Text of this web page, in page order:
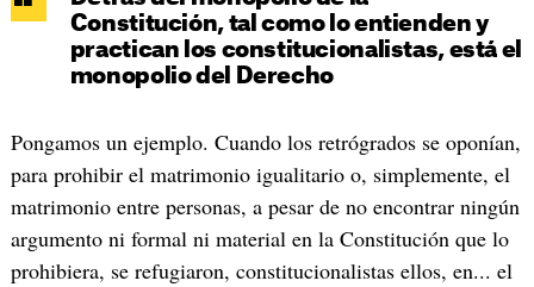
Constitución, tal como lo entienden y
practican los constitucionalistas, está el
monopolio del Derecho
Pongamos un ejemplo. Cuando los retrógrados se oponían,
para prohibir el matrimonio igualitario o, simplemente, el
matrimonio entre personas, a pesar de no encontrar ningún
argumento ni formal ni material en la Constitución que lo
prohibiera, se refugiaron, constitucionalistas ellos, en... el